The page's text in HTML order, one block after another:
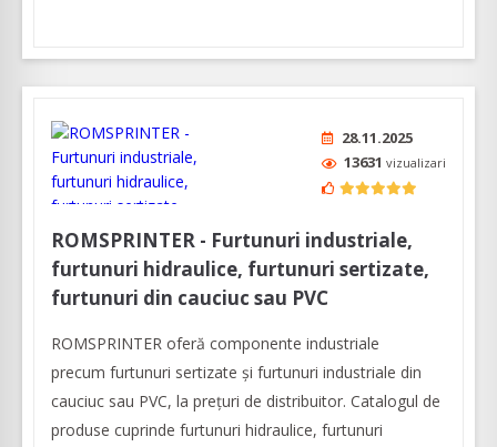
28.11.2025
13631 vizualizari
ROMSPRINTER - Furtunuri industriale,
furtunuri hidraulice, furtunuri sertizate,
furtunuri din cauciuc sau PVC
ROMSPRINTER oferă componente industriale
precum furtunuri sertizate și furtunuri industriale din
cauciuc sau PVC, la prețuri de distribuitor. Catalogul de
produse cuprinde furtunuri hidraulice, furtunuri